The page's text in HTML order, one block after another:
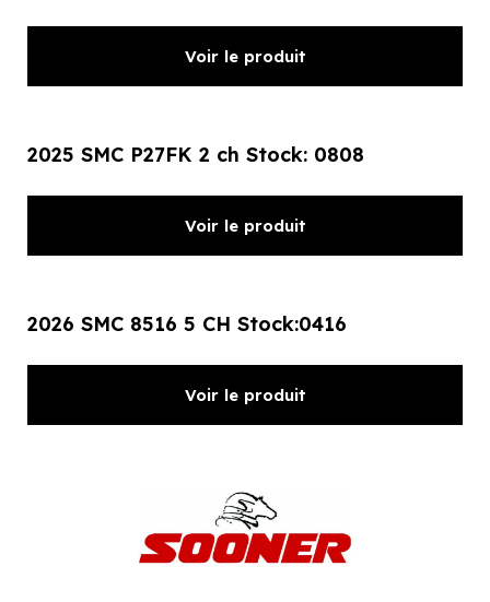
Voir le produit
2025 SMC P27FK 2 ch Stock: 0808
Voir le produit
2026 SMC 8516 5 CH Stock:0416
Voir le produit